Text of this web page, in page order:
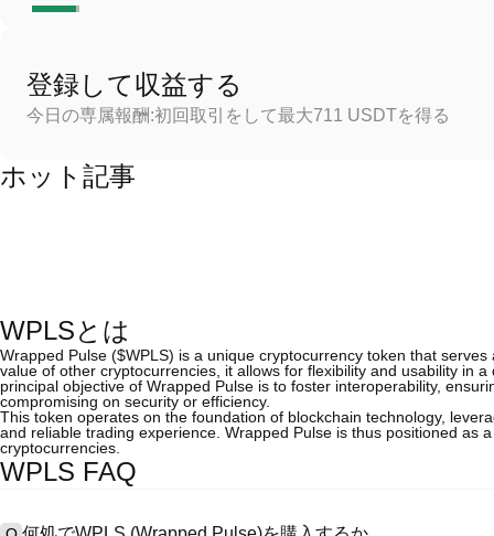
登録して収益する
今日の専属報酬:初回取引をして最大711 USDTを得る
ホット記事
WPLSとは
Wrapped Pulse ($WPLS) is a unique cryptocurrency token that
value of other cryptocurrencies, it allows for flexibility and usability in
principal objective of Wrapped Pulse is to foster interoperability,
compromising on security or efficiency.
This token operates on the foundation of blockchain technology,
and reliable trading experience. Wrapped Pulse is thus positioned as
cryptocurrencies.
WPLS FAQ